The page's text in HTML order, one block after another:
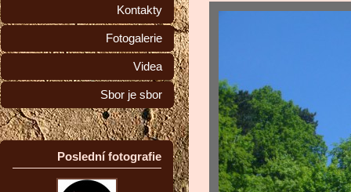
Kontakty
Fotogalerie
Videa
Sbor je sbor
Poslední fotografie